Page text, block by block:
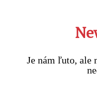
Je nám ľuto, ale